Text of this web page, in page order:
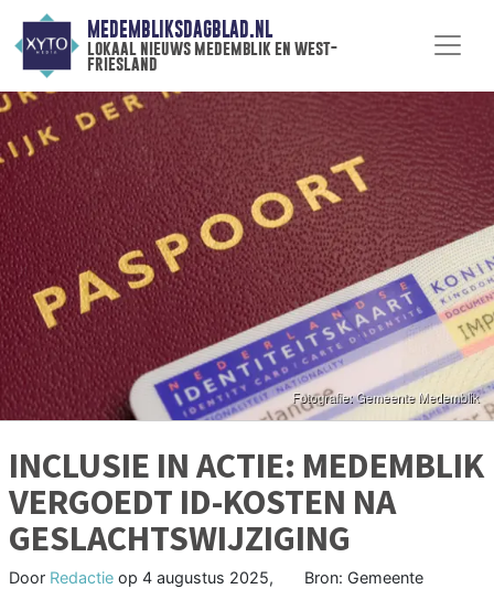
MEDEMBLIKSDAGBLAD.NL
lokaal nieuws medemblik en west-
friesland
INCLUSIE IN ACTIE: MEDEMBLIK
VERGOEDT ID-KOSTEN NA
GESLACHTSWIJZIGING
Door Redactie op 4 augustus 2025,
Bron: Gemeente